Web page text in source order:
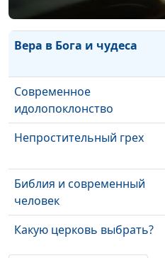
крепкая вера?
Вера в Бога и чудеса
Современное
идолопоклонство
Непростительный грех
Библия и современный
человек
Какую церковь выбрать?